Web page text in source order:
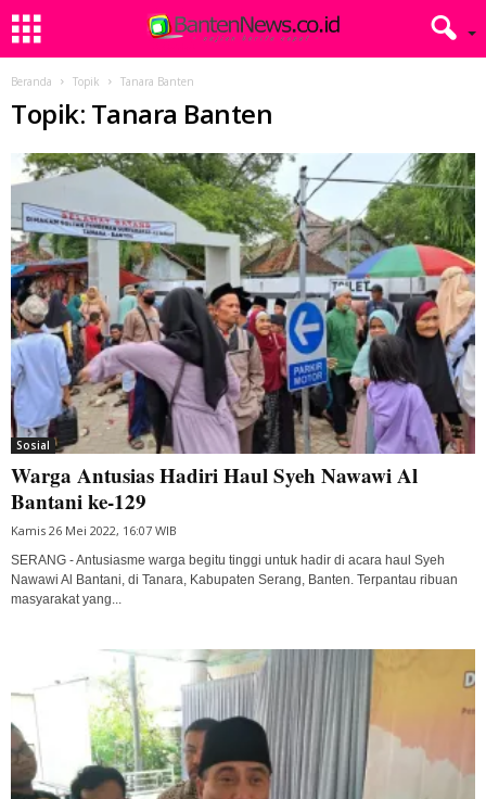
Beranda Topik Tanara Banten
Topik: Tanara Banten
Sosial
Warga Antusias Hadiri Haul Syeh Nawawi Al
Bantani ke-129
Kamis 26 Mei 2022, 16:07 WIB
SERANG - Antusiasme warga begitu tinggi untuk hadir di acara haul Syeh
Nawawi Al Bantani, di Tanara, Kabupaten Serang, Banten. Terpantau ribuan
masyarakat yang...